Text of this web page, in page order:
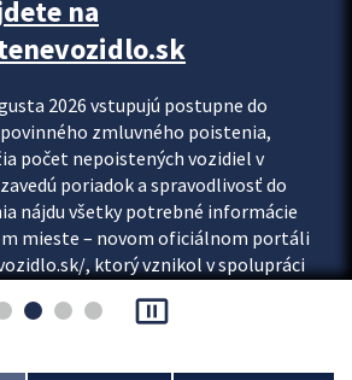
na
2026 vstupujú postupne do
zmluvného poistenia,
počet nepoistených vozidiel v
poriadok a spravodlivosť do
nájdu všetky potrebné informácie
mieste – novom oficiálnom portáli
, ktorý vznikol v spolupráci
a Ministerstva vnútra SR.
pause_presentation